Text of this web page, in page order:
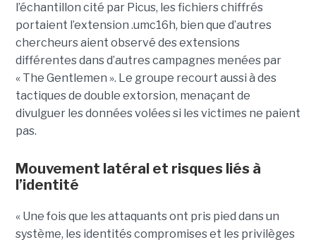
l’échantillon cité par Picus, les fichiers chiffrés
portaient l’extension .umc16h, bien que d’autres
chercheurs aient observé des extensions
différentes dans d’autres campagnes menées par
« The Gentlemen ». Le groupe recourt aussi à des
tactiques de double extorsion, menaçant de
divulguer les données volées si les victimes ne paient
pas.
Mouvement latéral et risques liés à
l’identité
« Une fois que les attaquants ont pris pied dans un
système, les identités compromises et les privilèges